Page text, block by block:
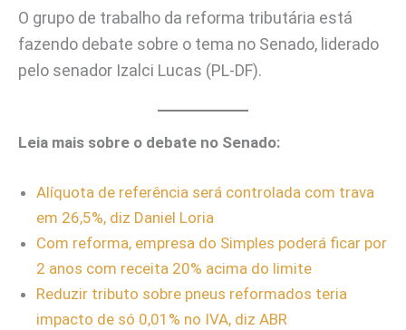
O grupo de trabalho da reforma tributária está
fazendo debate sobre o tema no Senado, liderado
pelo senador Izalci Lucas (PL-DF).
Leia mais sobre o debate no Senado:
Alíquota de referência será controlada com trava
em 26,5%, diz Daniel Loria
Com reforma, empresa do Simples poderá ficar por
2 anos com receita 20% acima do limite
Reduzir tributo sobre pneus reformados teria
impacto de só 0,01% no IVA, diz ABR